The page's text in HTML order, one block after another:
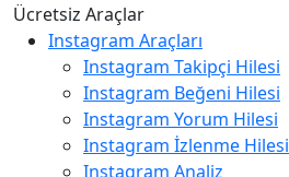
Ücretsiz Araçlar
Instagram Araçları
Instagram Takipçi Hilesi
Instagram Beğeni Hilesi
Instagram Yorum Hilesi
Instagram İzlenme Hilesi
Instagram Analiz